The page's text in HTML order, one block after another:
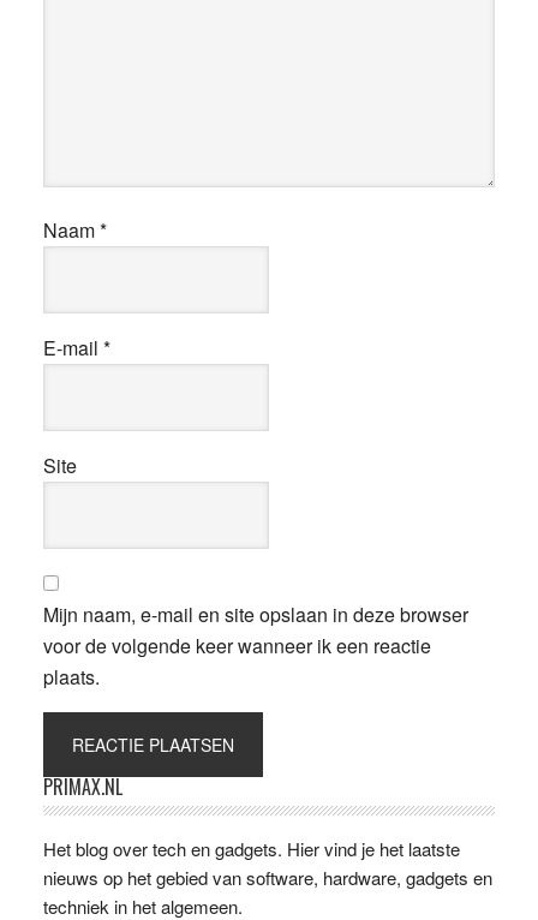
Naam*
E-mail *
Site
Mijn naam, e-mail en site opslaan in deze browser
voor de volgende keer wanneer ik een reactie
plaats.
Primaire
Sidebar
PRIMAX.NL
Het blog over tech en gadgets. Hier vind je het laatste
nieuws op het gebied van software, hardware, gadgets en
techniek in het algemeen.